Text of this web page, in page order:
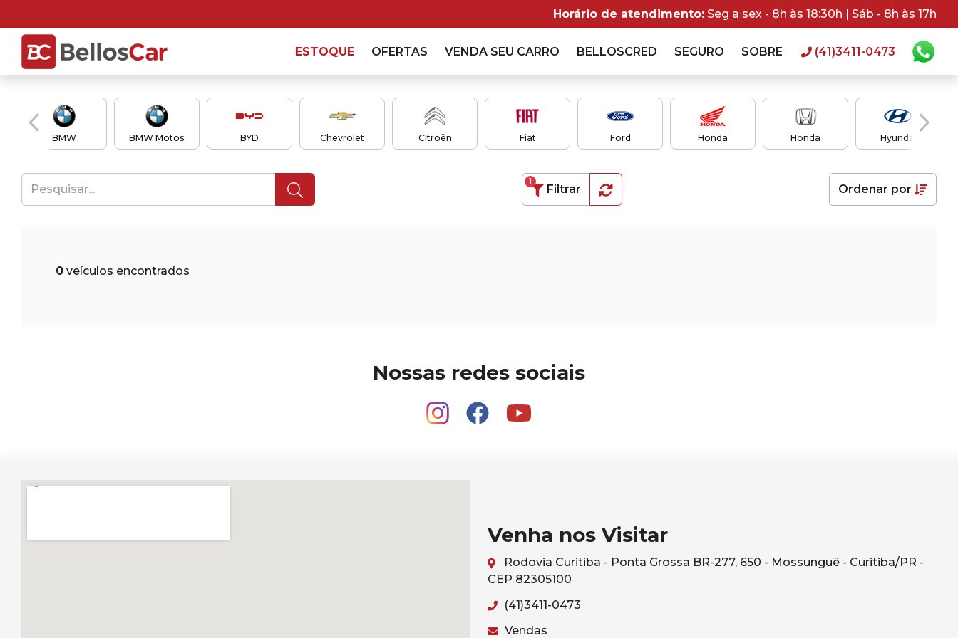
Horário de atendimento: Seg a sex - 8h às 18:30h | Sáb - 8h às 17h
ESTOQUE OFERTAS VENDA SEU CARRO BELLOSCRED SEGURO SOBRE (41)3411-0473
BMW BMW Motos BYD Chevrolet Citroën Fiat Ford Honda Honda Hyundai
Filtrar
1
Ordenar por
0 veículos encontrados
Nossas redes sociais
Venha nos Visitar
Rodovia Curitiba - Ponta Grossa BR-277, 650 - Mossunguê - Curitiba/PR -
CEP 82305100
(41)3411-0473
Vendas